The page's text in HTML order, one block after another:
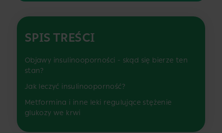
SPIS TREŚCI
Objawy insulinooporności - skąd się bierze ten
stan?
Jak leczyć insulinooporność?
Metformina i inne leki regulujące stężenie
glukozy we krwi